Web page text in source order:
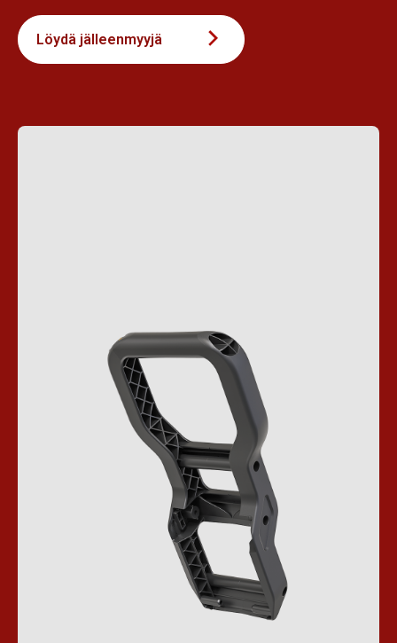
Löydä jälleenmyyjä